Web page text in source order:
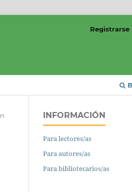
Registrarse
INFORMACIÓN
Para lectores/as
Para autores/as
Para bibliotecarios/as